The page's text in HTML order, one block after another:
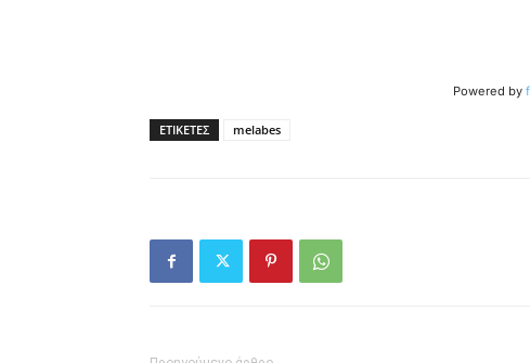
Powered by
ΕΤΙΚΕΤΕΣ melabes